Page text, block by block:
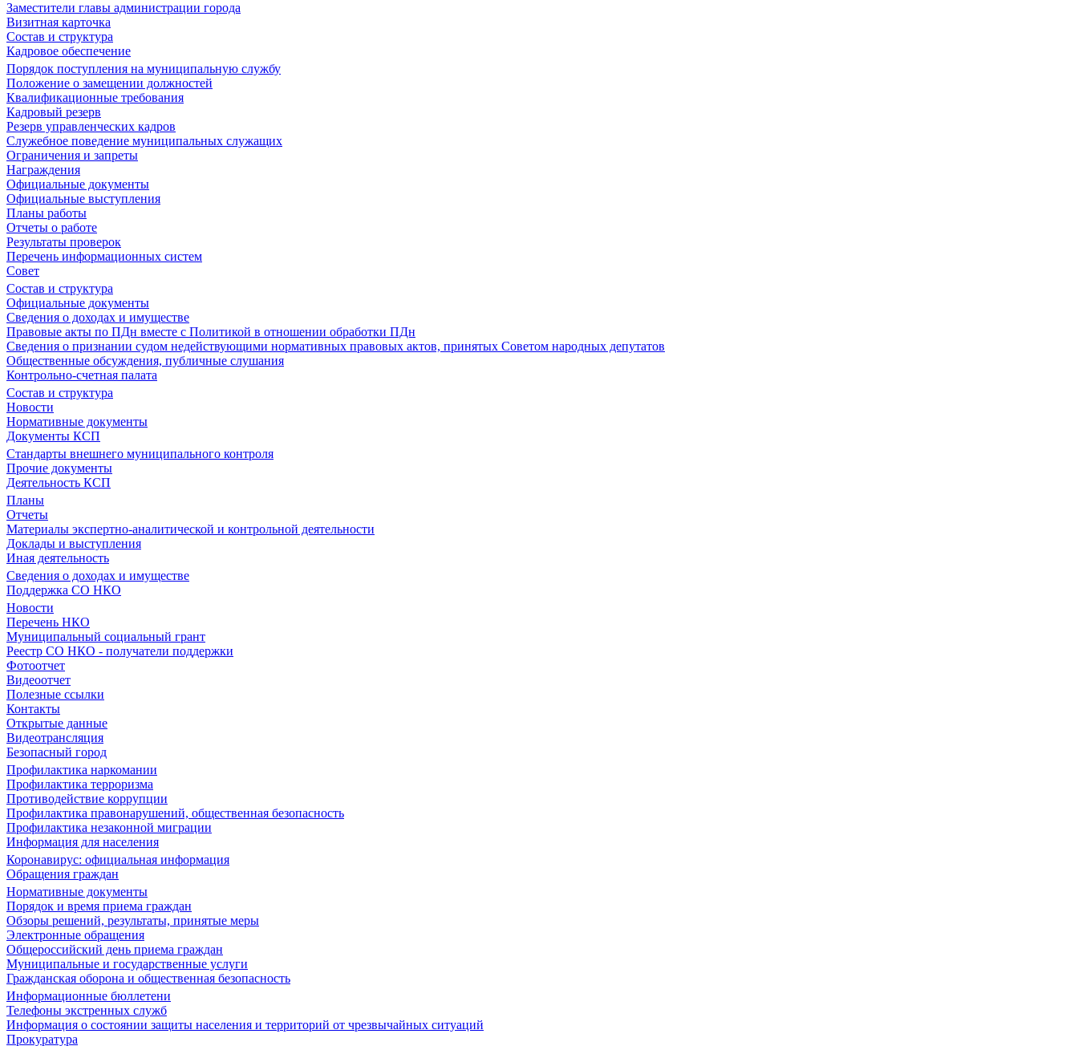
Заместители главы администрации города
Визитная карточка
Состав и структура
Кадровое обеспечение
Порядок поступления на муниципальную службу
Положение о замещении должностей
Квалификационные требования
Кадровый резерв
Резерв управленческих кадров
Служебное поведение муниципальных служащих
Ограничения и запреты
Награждения
Официальные документы
Официальные выступления
Планы работы
Отчеты о работе
Результаты проверок
Перечень информационных систем
Совет
Состав и структура
Официальные документы
Сведения о доходах и имуществе
Правовые акты по ПДн вместе с Политикой в отношении обработки ПДн
Сведения о признании судом недействующими нормативных правовых актов, принятых Советом народных депутатов
Общественные обсуждения, публичные слушания
Контрольно-счетная палата
Состав и структура
Новости
Нормативные документы
Документы КСП
Стандарты внешнего муниципального контроля
Прочие документы
Деятельность КСП
Планы
Отчеты
Материалы экспертно-аналитической и контрольной деятельности
Доклады и выступления
Иная деятельность
Сведения о доходах и имуществе
Поддержка СО НКО
Новости
Перечень НКО
Муниципальный социальный грант
Реестр СО НКО - получатели поддержки
Фотоотчет
Видеоотчет
Полезные ссылки
Контакты
Открытые данные
Видеотрансляция
Безопасный город
Профилактика наркомании
Профилактика терроризма
Противодействие коррупции
Профилактика правонарушений, общественная безопасность
Профилактика незаконной миграции
Информация для населения
Коронавирус: официальная информация
Обращения граждан
Нормативные документы
Порядок и время приема граждан
Обзоры решений, результаты, принятые меры
Электронные обращения
Общероссийский день приема граждан
Муниципальные и государственные услуги
Гражданская оборона и общественная безопасность
Информационные бюллетени
Телефоны экстренных служб
Информация о состоянии защиты населения и территорий от чрезвычайных ситуаций
Прокуратура